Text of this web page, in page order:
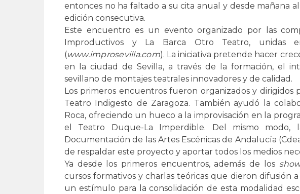
entonces no ha faltado a su cita anual y desde mañana
edición consecutiva.
Este encuentro es un evento organizado por las
Improductivos y La Barca Otro Teatro, unidas
(www.improsevilla.com). La iniciativa pretende hacer
en la ciudad de Sevilla, a través de la formación, el
sevillano de montajes teatrales innovadores y de calidad.
Los primeros encuentros fueron organizados y dirigidos
Teatro Indigesto de Zaragoza. También ayudó la
Roca, ofreciendo un hueco a la improvisación en la
el Teatro Duque-La Imperdible. Del mismo modo,
Documentación de las Artes Escénicas de Andalucía
de respaldar este proyecto y aportar todos los medios
Ya desde los primeros encuentros, además de los
cursos formativos y charlas teóricas que dieron difusión
un estímulo para la consolidación de esta modalidad